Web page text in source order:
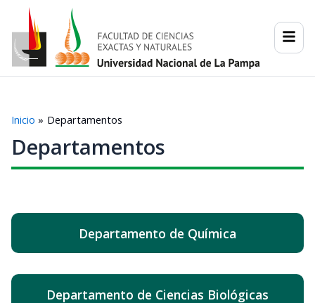
contenido
Inicio Departamentos
Departamentos
Departamento de Química
Departamento de Ciencias Biológicas